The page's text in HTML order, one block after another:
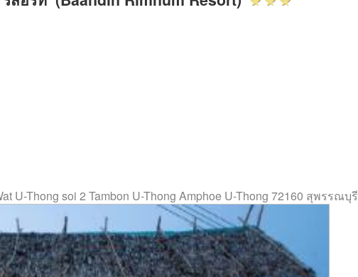
U-Thong soi 2 Tambon U-Thong Amphoe U-Thong 72160 สุพรรณบุรี